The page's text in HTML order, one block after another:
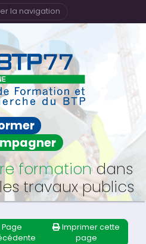
la navigation
formationdans
travaux publics
Page
Imprimer cette
page